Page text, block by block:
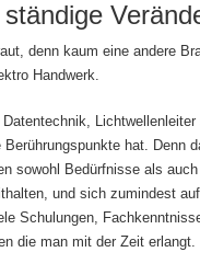
denn kaum eine andere
Handwerk.
Lichtwellenleiter
hat. Denn
sowohl Bedürfnisse als
und sich zumindest
Schulungen,
die man mit der Zeit erlangt.